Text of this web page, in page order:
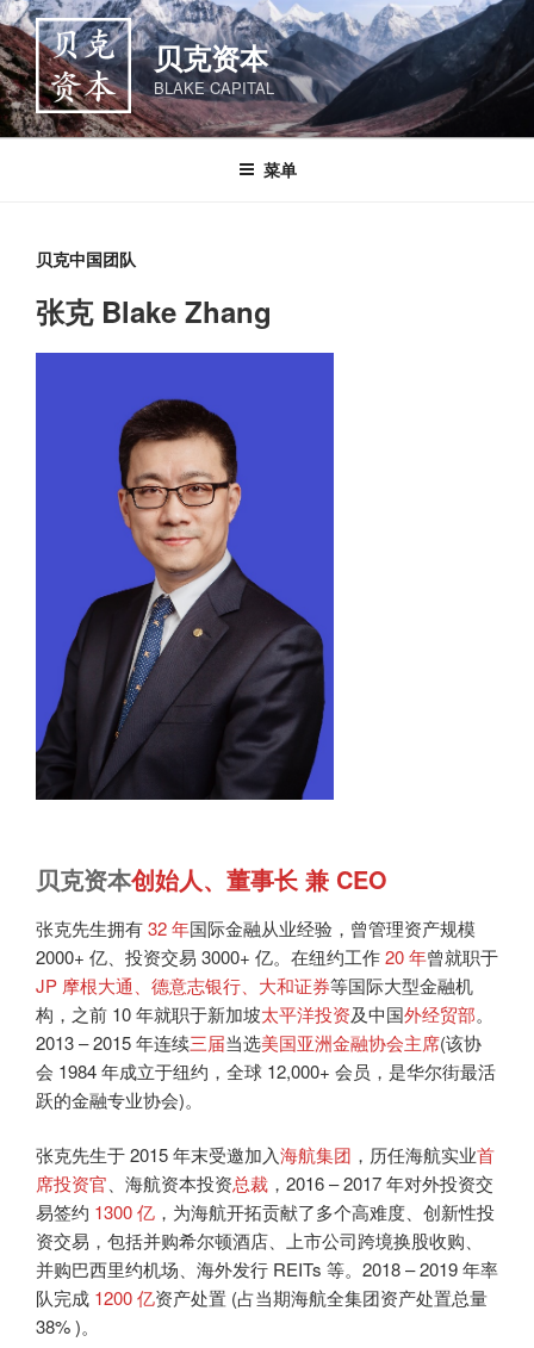
跳
至
内
容
贝克资本
BLAKE CAPITAL
菜单
贝克中国团队
张克 Blake Zhang
贝克资本创始人、董事长 兼 CEO
张克先生拥有32 年国际金融从业经验，曾管理资产规模
2000+ 亿、投资交易 3000+ 亿。在纽约工作20 年曾就职于
JP 摩根大通、德意志银行、大和证券等国际大型金融机
构，之前 10 年就职于新加坡太平洋投资及中国外经贸部。
2013 – 2015 年连续三届当选美国亚洲金融协会主席(该协
会 1984 年成立于纽约，全球 12,000+ 会员，是华尔街最活
跃的金融专业协会)。
张克先生于 2015 年末受邀加入海航集团 ，历任海航实业首
席投资官、海航资本投资总裁 ，2016 – 2017 年对外投资交
易签约 1300 亿 ，为海航开拓贡献了多个高难度、创新性投
资交易，包括并购希尔顿酒店、上市公司跨境换股收购、
并购巴西里约机场、海外发行 REITs 等。2018 – 2019 年率
队完成 1200 亿资产处置 (占当期海航全集团资产处置总量
38% )。